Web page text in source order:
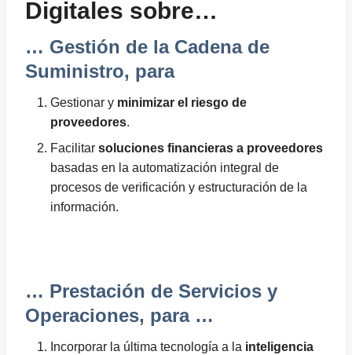
Digitales sobre…
… Gestión de la Cadena de
Suministro, para
Gestionar y minimizar el riesgo de
proveedores.
Facilitar soluciones financieras a proveedores
basadas en la automatización integral de
procesos de verificación y estructuración de la
información.
… Prestación de Servicios y
Operaciones, para …
Incorporar la última tecnología a la inteligencia